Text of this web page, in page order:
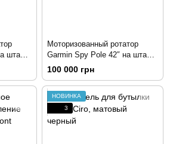
штанге
Моторизованный ротатор
Garmin Spy Pole 42″ на штанге
для крепления датчика
100 000 грн
НОВИНКА
3